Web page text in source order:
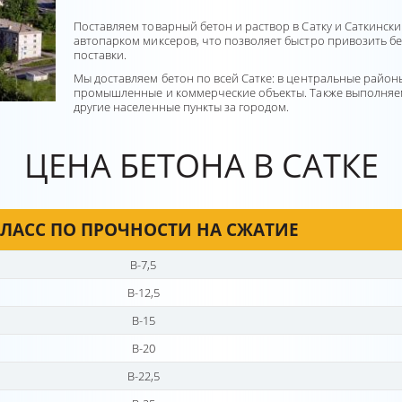
Поставляем товарный бетон и раствор в Сатку и
автопарком миксеров, что позволяет быстро привозить
поставки.
Мы доставляем бетон по всей Сатке: в центральные
промышленные и коммерческие объекты. Также
другие населенные пункты за городом.
ЦЕНА БЕТОНА В САТКЕ
ПО ПРОЧНОСТИ НА СЖАТИЕ
В-7,5
В-12,5
В-15
В-20
В-22,5